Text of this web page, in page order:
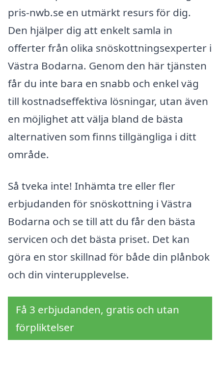
pris-nwb.se en utmärkt resurs för dig.
Den hjälper dig att enkelt samla in
offerter från olika snöskottningsexperter i
Västra Bodarna. Genom den här tjänsten
får du inte bara en snabb och enkel väg
till kostnadseffektiva lösningar, utan även
en möjlighet att välja bland de bästa
alternativen som finns tillgängliga i ditt
område.
Så tveka inte! Inhämta tre eller fler
erbjudanden för snöskottning i Västra
Bodarna och se till att du får den bästa
servicen och det bästa priset. Det kan
göra en stor skillnad för både din plånbok
och din vinterupplevelse.
Få 3 erbjudanden, gratis och utan
förpliktelser